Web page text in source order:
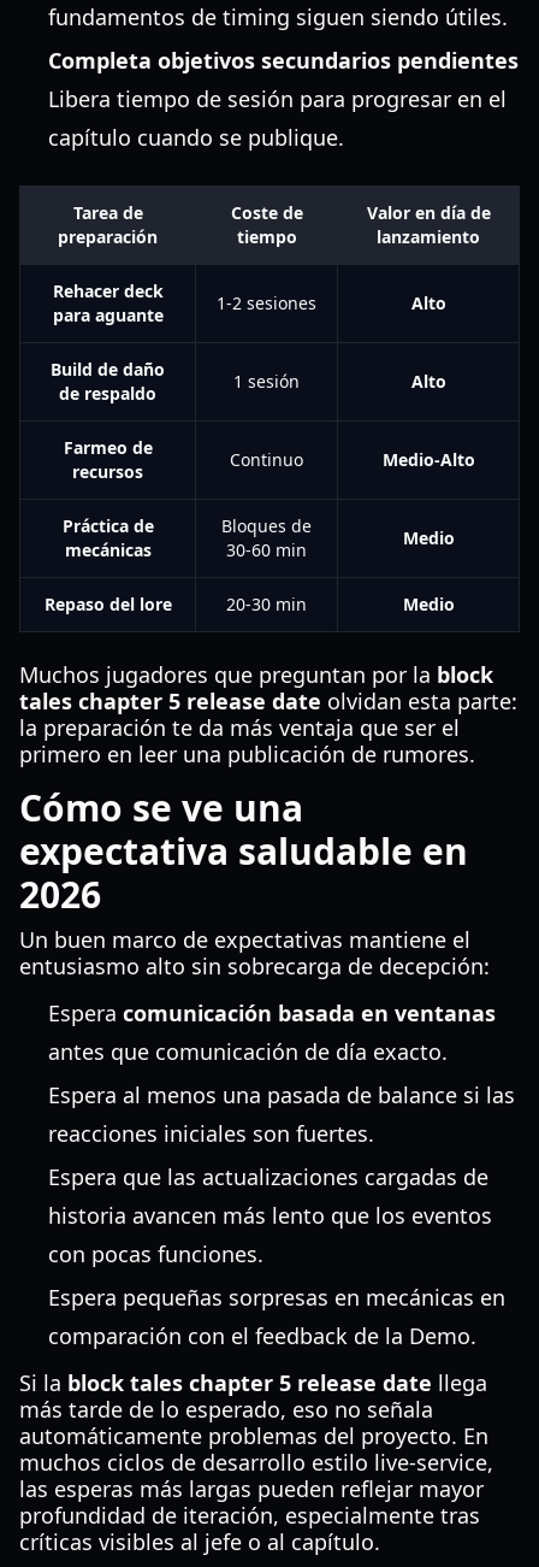
fundamentos de timing siguen siendo útiles.
Completa objetivos secundarios pendientes
Libera tiempo de sesión para progresar en el
capítulo cuando se publique.
Tarea de
preparación
Coste de
tiempo
Valor en día de
lanzamiento
Rehacer deck
para aguante
1-2 sesiones Alto
Build de daño
de respaldo
1 sesión Alto
Farmeo de
recursos
Continuo Medio-Alto
Práctica de
mecánicas
Bloques de
30-60 min
Medio
Repaso del lore 20-30 min Medio
Muchos jugadores que preguntan por la block
tales chapter 5 release date olvidan esta parte:
la preparación te da más ventaja que ser el
primero en leer una publicación de rumores.
Cómo se ve una
expectativa saludable en
2026
Un buen marco de expectativas mantiene el
entusiasmo alto sin sobrecarga de decepción:
Espera comunicación basada en ventanas
antes que comunicación de día exacto.
Espera al menos una pasada de balance si las
reacciones iniciales son fuertes.
Espera que las actualizaciones cargadas de
historia avancen más lento que los eventos
con pocas funciones.
Espera pequeñas sorpresas en mecánicas en
comparación con el feedback de la Demo.
Si la block tales chapter 5 release date llega
más tarde de lo esperado, eso no señala
automáticamente problemas del proyecto. En
muchos ciclos de desarrollo estilo live-service,
las esperas más largas pueden reflejar mayor
profundidad de iteración, especialmente tras
críticas visibles al jefe o al capítulo.